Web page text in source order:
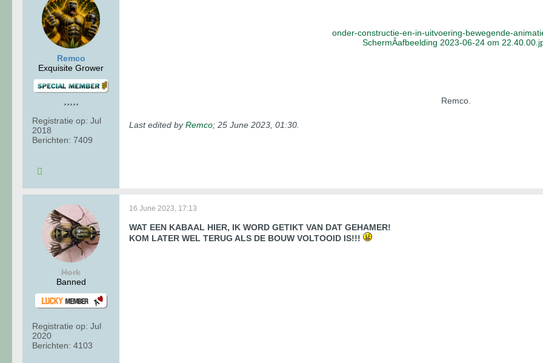
Remco
Exquisite Grower
Registratie op: Jul
2018
Berichten: 7409
onder-constructie-en-in-uitvoering-bewegende-
SchermÂ­afbeelding 2023-06-24 om
Remco.
Last edited byRemco; 25 June 2023, 01:30.
Hork
Banned
Registratie op: Jul
2020
Berichten: 4103
16 June 2023, 17:13
WAT EEN KABAAL HIER, IK WORD GETIKT VAN DAT GEHAMER!
KOM LATER WEL TERUG ALS DE BOUW VOLTOOID IS!!!